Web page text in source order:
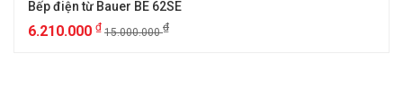
Bếp điện từ Bauer BE 62SE
6.210.000 ₫ 15.000.000₫